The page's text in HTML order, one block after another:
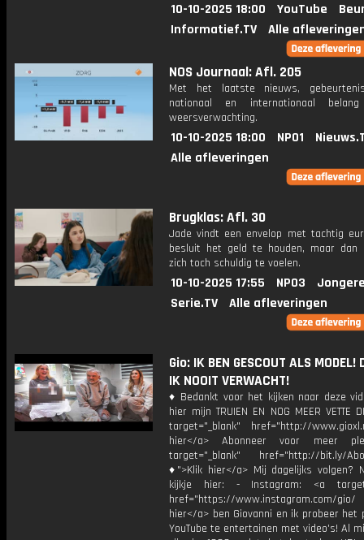
10-10-2025 18:00 YouTube
Informatief.TV
Alle
NOS Journaal: Afl. 205
Met het laatste nieuws,
nationaal en internationaal
weersverwachting.
10-10-2025 18:00 NPO1
Alle afleveringen
Brugklas: Afl. 30
Jade vindt een envelop met tachtig
besluit het geld te houden, maar dan
zich toch schuldig te voelen.
10-10-2025 17:55 NPO3
Serie.TV
Alle afleveringen
Gio: IK BEN GESCOUT ALS MODEL!
IK NOOIT VERWACHT!
♦ Bedankt voor het kijken naar deze
hier mijn TRUIEN EN NOG MEER VETTE
target="_blank" href="http://
hier</a> Abonneer voor meer
target="_blank" href="http://bit.ly/
♦">Klik hier</a> Mij dagelijks volgen?
kijkje hier: - Instagram: <a
href="https://www.instagram.com/
hier</a> ben Giovanni en ik probeer het
YouTube te entertainen met video's! Al